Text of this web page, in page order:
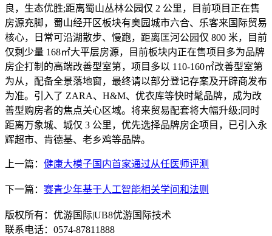
良，生态优胜;距离蜀山丛林公园仅 2 公里，目前项目正在售
房源充脚，蜀山经开区板块有奥园城市六合、乐客来国际贸易
核心，日常可沿湖散步、慢跑，距离匡河公园仅 800 米，目前
仅剩少量 168㎡大平层房源，目前板块内正在售项目多为品牌
房企打制的高端改善型室第，项目多以 110-160㎡改善型室第
为从，配备全景落地窗，最终请以部分登记存案及开辟商发布
为准。引入了 ZARA、H&M、优衣库等快时髦品牌，成为改
善型购房者的焦点关心区域。将来贸易配套将大幅升级;同时
距离万象城、城仅 3 公里，优先选择品牌房企项目，已引入永
辉超市、肯德基、老乡鸡等品牌。
上一篇： 健康大模子国内首家通过从任医师评测
下一篇： 赛青少年基于人工智能相关学问和法则
版权所有：优游国际|UB8优游国际技术
联系电话：0574-87811888